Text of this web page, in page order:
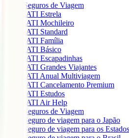
Seguros de Viagem
IATI Estrela
IATI Mochileiro
IATI Standard
IATI Família
IATI Básico
IATI Escapadinhas
IATI Grandes Viajantes
IATI Anual Multiviagem
IATI Cancelamento Premium
IATI Estudos
IATI Air Help
Seguros de Viagem
Seguro de viagem para o Japão
Seguro de viagem para os